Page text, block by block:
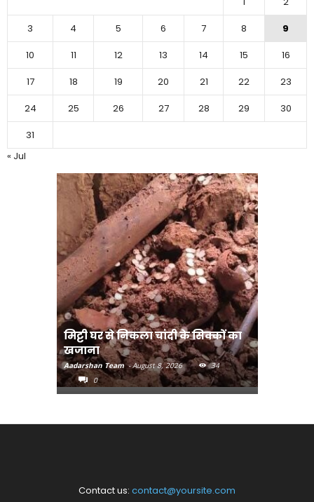
3
4 5 6 7 8
9
10
11 12 13 14 15
16
17
18 19 20 21 22
23
24
25 26 27 28 29
30
31
« Jul
मिट्टी घर से निकला चांदी के सिक्कों का
खजाना
Aadarshan Team - August 8, 2026
34
0
Contact us: contact@yoursite.com